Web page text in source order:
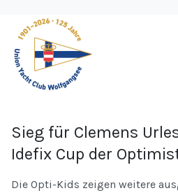
Sieg für Clemens
Idefix Cup der
Die Opti-Kids zeigen weitere